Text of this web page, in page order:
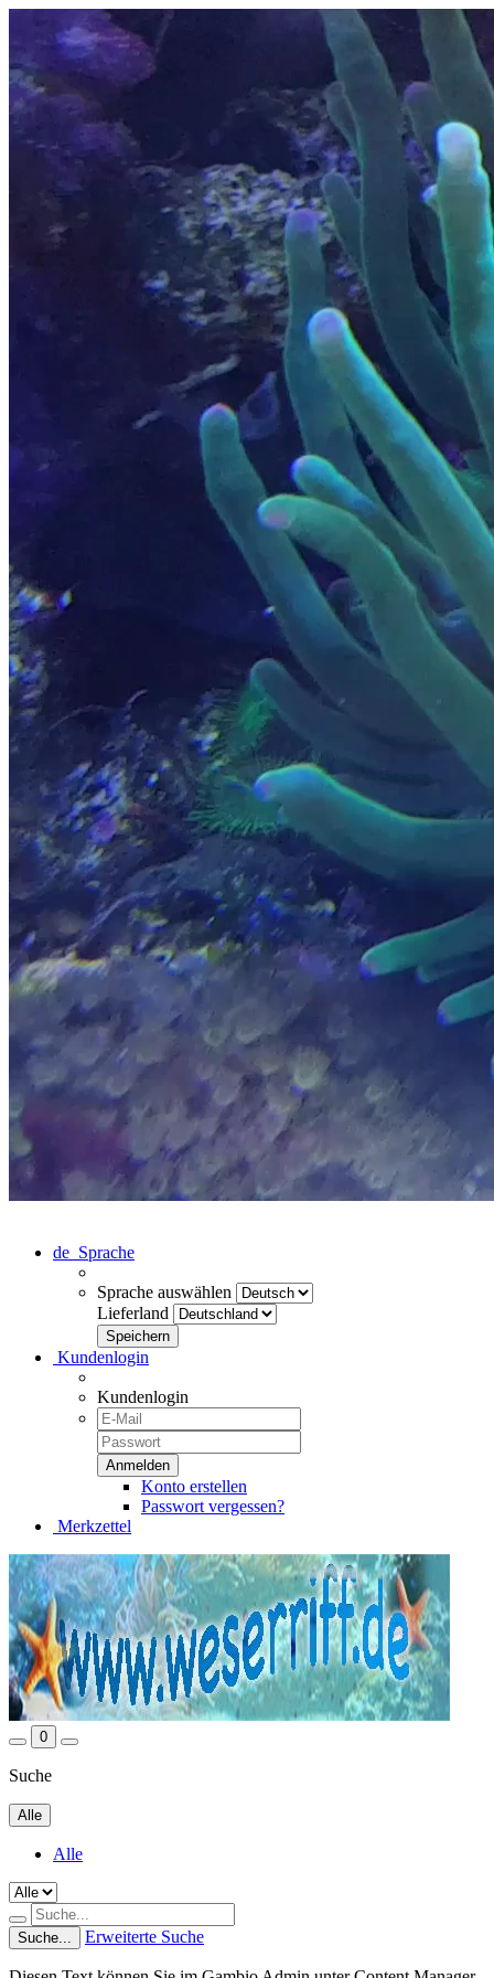
de Sprache
Sprache auswählen
Lieferland
Kundenlogin
Kundenlogin
Konto erstellen
Passwort vergessen?
Merkzettel
0
Suche
Alle
Alle
Suche... Erweiterte Suche